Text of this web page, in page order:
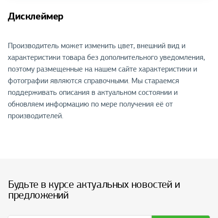
Дисклеймер
Производитель может изменить цвет, внешний вид и
характеристики товара без дополнительного уведомления,
поэтому размещенные на нашем сайте характеристики и
фотографии являются справочными. Мы стараемся
поддерживать описания в актуальном состоянии и
обновляем информацию по мере получения её от
производителей.
Будьте в курсе актуальных новостей и
предложений